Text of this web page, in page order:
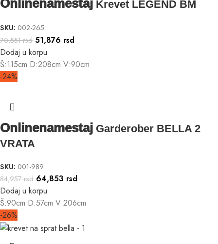
Onlinenamestaj Krevet LEGEND BM
SKU: 002-265
70,551rsd 51,876 rsd
Dodaj u korpu
Š:115cm D:208cm V:90cm
-24%
Onlinenamestaj Garderober BELLA 2
VRATA
SKU: 001-989
84,957rsd 64,853 rsd
Dodaj u korpu
Š:90cm D:57cm V:206cm
-26%